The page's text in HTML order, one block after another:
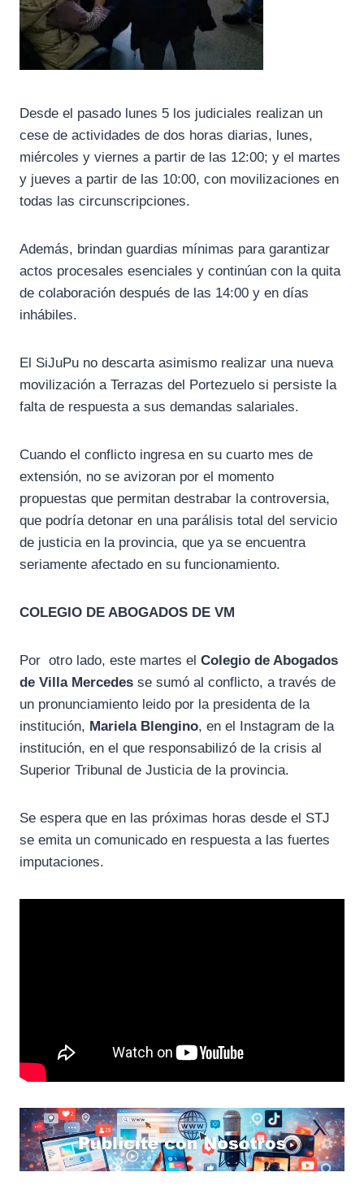
Desde el pasado lunes 5 los judiciales realizan un
cese de actividades de dos horas diarias, lunes,
miércoles y viernes a partir de las 12:00; y el martes
y jueves a partir de las 10:00, con movilizaciones en
todas las circunscripciones.
Además, brindan guardias mínimas para garantizar
actos procesales esenciales y continúan con la quita
de colaboración después de las 14:00 y en días
inhábiles.
El SiJuPu no descarta asimismo realizar una nueva
movilización a Terrazas del Portezuelo si persiste la
falta de respuesta a sus demandas salariales.
Cuando el conflicto ingresa en su cuarto mes de
extensión, no se avizoran por el momento
propuestas que permitan destrabar la controversia,
que podría detonar en una parálisis total del servicio
de justicia en la provincia, que ya se encuentra
seriamente afectado en su funcionamiento.
COLEGIO DE ABOGADOS DE VM
Por otro lado, este martes el Colegio de Abogados
de Villa Mercedes se sumó al conflicto, a través de
un pronunciamiento leido por la presidenta de la
institución, Mariela Blengino, en el Instagram de la
institución, en el que responsabilizó de la crisis al
Superior Tribunal de Justicia de la provincia.
Se espera que en las próximas horas desde el STJ
se emita un comunicado en respuesta a las fuertes
imputaciones.